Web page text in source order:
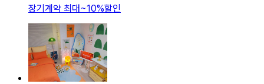
장기계약 최대~10%할인